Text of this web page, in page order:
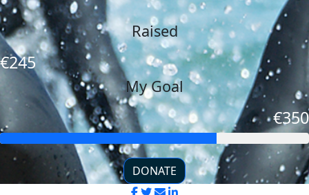
Raised
€245
My Goal
€350
DONATE